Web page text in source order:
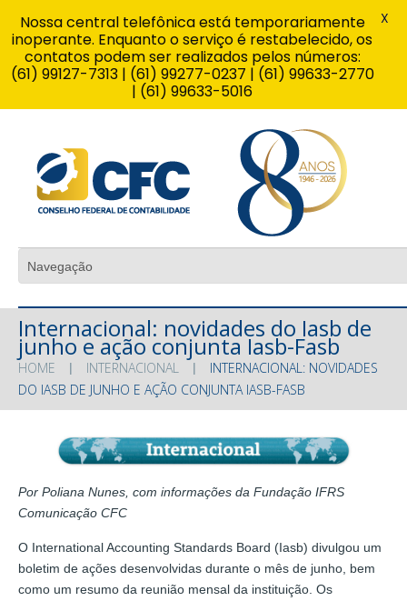
Internacional: novidades do Iasb de
junho e ação conjunta Iasb-Fasb
HOME INTERNACIONAL
INTERNACIONAL: NOVIDADES
DO IASB DE JUNHO E AÇÃO CONJUNTA IASB-FASB
Por Poliana Nunes, com informações da Fundação IFRS
Comunicação CFC
O International Accounting Standards Board (Iasb) divulgou um
boletim de ações desenvolvidas durante o mês de junho, bem
como um resumo da reunião mensal da instituição. Os
Nossa central telefônica está temporariamente
inoperante. Enquanto o serviço é restabelecido, os
contatos podem ser realizados pelos números:
(61) 99127-7313 | (61) 99277-0237 | (61) 99633-2770
| (61) 99633-5016
X